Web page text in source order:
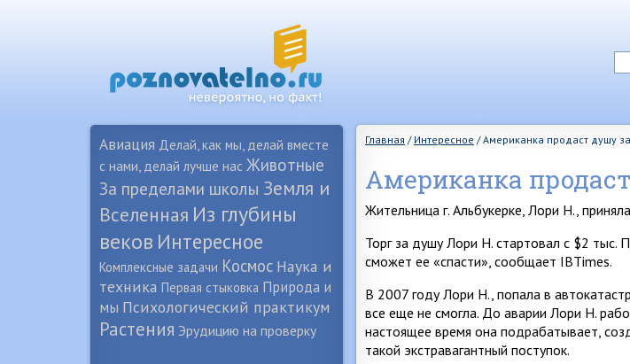
Авиация Делай, как мы, делай вместе
с нами, делай лучше нас Животные
За пределами школы Земля и
Вселенная Из глубины
веков Интересное
Комплексные задачи Космос Наука и
техника Первая стыковка Природа и
мы Психологический практикум
Растения Эрудицию на проверку
Главная / Интересное /Американка продаст душу
Американка
Жительница г. Альбукерке, Лори H.,
Торг за душу Лори Н. стартовал с $2
сможет ее «спасти», сообщает IBTimes.
В 2007 году Лори H., попала в
все еще не смогла. До аварии Лори H.
настоящее время она подрабатывает,
такой экстравагантный поступок.